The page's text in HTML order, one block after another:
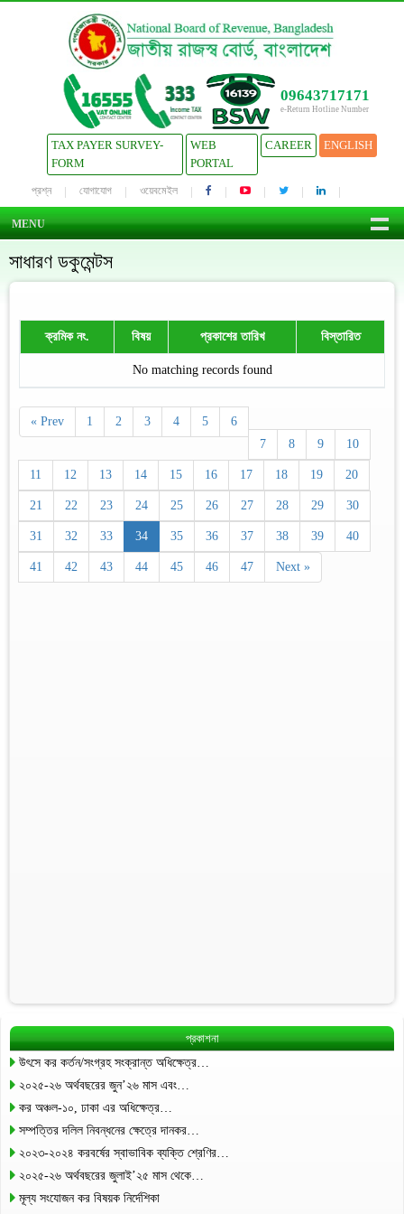
09643717171
e-Return Hotline Number
TAX PAYER SURVEY-
FORM
WEB
PORTAL
CAREER ENGLISH
প্রশ্ন যোগাযোগ ওয়েবমেইল
MENU
সাধারণ ডকুমেন্টস
ক্রমিক নং. বিষয় প্রকাশের তারিখ বিস্তারিত
No matching records found
« Prev 1 2 3 4 5
6
7
8 9 10
11 12 13 14 15 16 17 18 19 20
21 22 23 24 25 26 27 28 29 30
31 32 33 34 35 36 37 38 39 40
41 42 43 44 45 46 47 Next »
প্রকাশনা
উৎসে কর কর্তন/সংগ্রহ সংক্রান্ত অধিক্ষেত্র…
২০২৫-২৬ অর্থবছরের জুন’২৬ মাস এবং…
কর অঞ্চল-১০, ঢাকা এর অধিক্ষেত্র…
সম্পত্তির দলিল নিবন্ধনের ক্ষেত্রে দানকর…
২০২৩-২০২৪ করবর্ষের স্বাভাবিক ব্যক্তি শ্রেণির…
২০২৫-২৬ অর্থবছরের জুলাই’২৫ মাস থেকে…
মূল্য সংযোজন কর বিষয়ক নির্দেশিকা